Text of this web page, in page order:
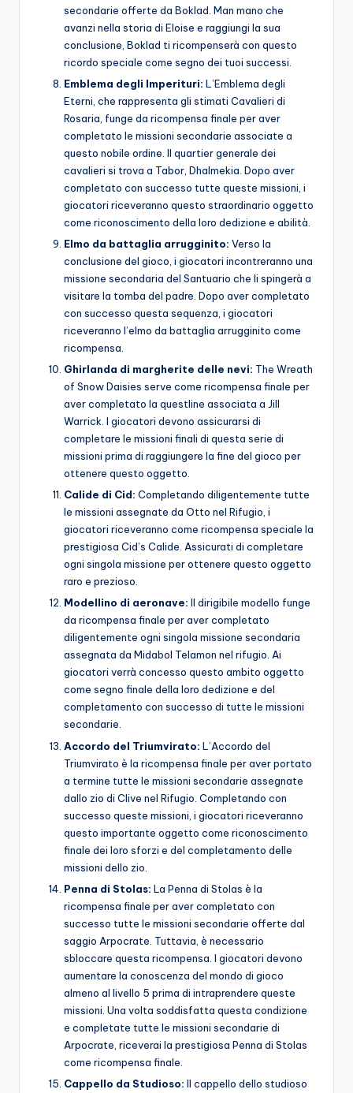
secondarie offerte da Boklad. Man mano che
avanzi nella storia di Eloise e raggiungi la sua
conclusione, Boklad ti ricompenserà con questo
ricordo speciale come segno dei tuoi successi.
Emblema degli Imperituri: L’Emblema degli
Eterni, che rappresenta gli stimati Cavalieri di
Rosaria, funge da ricompensa finale per aver
completato le missioni secondarie associate a
questo nobile ordine. Il quartier generale dei
cavalieri si trova a Tabor, Dhalmekia. Dopo aver
completato con successo tutte queste missioni, i
giocatori riceveranno questo straordinario oggetto
come riconoscimento della loro dedizione e abilità.
Elmo da battaglia arrugginito: Verso la
conclusione del gioco, i giocatori incontreranno una
missione secondaria del Santuario che li spingerà a
visitare la tomba del padre. Dopo aver completato
con successo questa sequenza, i giocatori
riceveranno l’elmo da battaglia arrugginito come
ricompensa.
Ghirlanda di margherite delle nevi: The Wreath
of Snow Daisies serve come ricompensa finale per
aver completato la questline associata a Jill
Warrick. I giocatori devono assicurarsi di
completare le missioni finali di questa serie di
missioni prima di raggiungere la fine del gioco per
ottenere questo oggetto.
Calide di Cid: Completando diligentemente tutte
le missioni assegnate da Otto nel Rifugio, i
giocatori riceveranno come ricompensa speciale la
prestigiosa Cid’s Calide. Assicurati di completare
ogni singola missione per ottenere questo oggetto
raro e prezioso.
Modellino di aeronave: Il dirigibile modello funge
da ricompensa finale per aver completato
diligentemente ogni singola missione secondaria
assegnata da Midabol Telamon nel rifugio. Ai
giocatori verrà concesso questo ambito oggetto
come segno finale della loro dedizione e del
completamento con successo di tutte le missioni
secondarie.
Accordo del Triumvirato: L’Accordo del
Triumvirato è la ricompensa finale per aver portato
a termine tutte le missioni secondarie assegnate
dallo zio di Clive nel Rifugio. Completando con
successo queste missioni, i giocatori riceveranno
questo importante oggetto come riconoscimento
finale dei loro sforzi e del completamento delle
missioni dello zio.
Penna di Stolas: La Penna di Stolas è la
ricompensa finale per aver completato con
successo tutte le missioni secondarie offerte dal
saggio Arpocrate. Tuttavia, è necessario
sbloccare questa ricompensa. I giocatori devono
aumentare la conoscenza del mondo di gioco
almeno al livello 5 prima di intraprendere queste
missioni. Una volta soddisfatta questa condizione
e completate tutte le missioni secondarie di
Arpocrate, riceverai la prestigiosa Penna di Stolas
come ricompensa finale.
Cappello da Studioso: Il cappello dello studioso